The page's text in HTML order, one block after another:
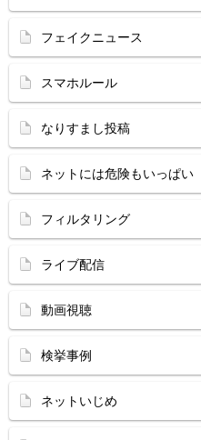
フェイクニュース
スマホルール
なりすまし投稿
ネットには危険もいっぱい
フィルタリング
ライブ配信
動画視聴
検挙事例
ネットいじめ